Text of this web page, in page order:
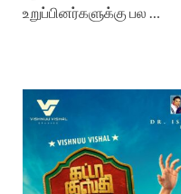
உறுப்பினர்களுக்கு பல …